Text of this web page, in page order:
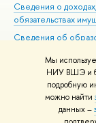
Мы
НИУ ВШЭ и
подробную
можно найти
данных –
Сведения о
обязательствах
Сведения об
Людям с
Единая платежная
Работа в Вышке